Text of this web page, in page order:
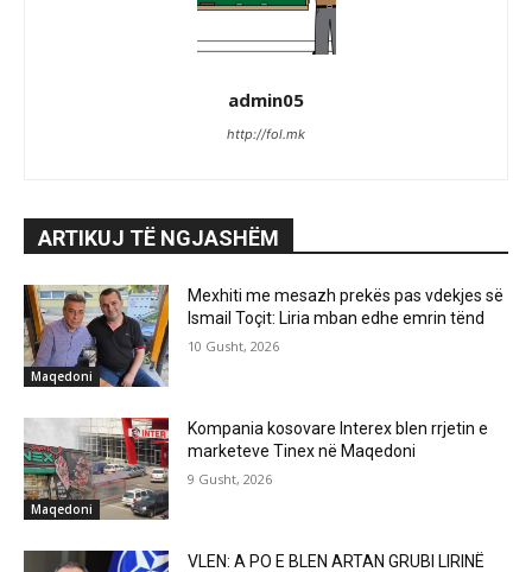
admin05
http://fol.mk
ARTIKUJ TË NGJASHËM
Maqedoni
Mexhiti me mesazh prekës pas vdekjes së
Ismail Toçit: Liria mban edhe emrin tënd
10 Gusht, 2026
Maqedoni
Kompania kosovare Interex blen rrjetin e
marketeve Tinex në Maqedoni
9 Gusht, 2026
VLEN: A PO E BLEN ARTAN GRUBI LIRINË